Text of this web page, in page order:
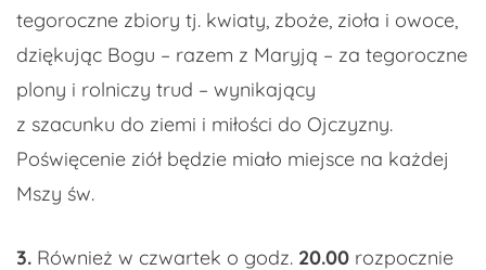
tegoroczne zbiory tj. kwiaty, zboże, zioła i owoce,
dziękując Bogu – razem z Maryją – za tegoroczne
plony i rolniczy trud – wynikający
z szacunku do ziemi i miłości do Ojczyzny.
Poświęcenie ziół będzie miało miejsce na każdej
Mszy św.
3. Również w czwartek o godz. 20.00 rozpocznie